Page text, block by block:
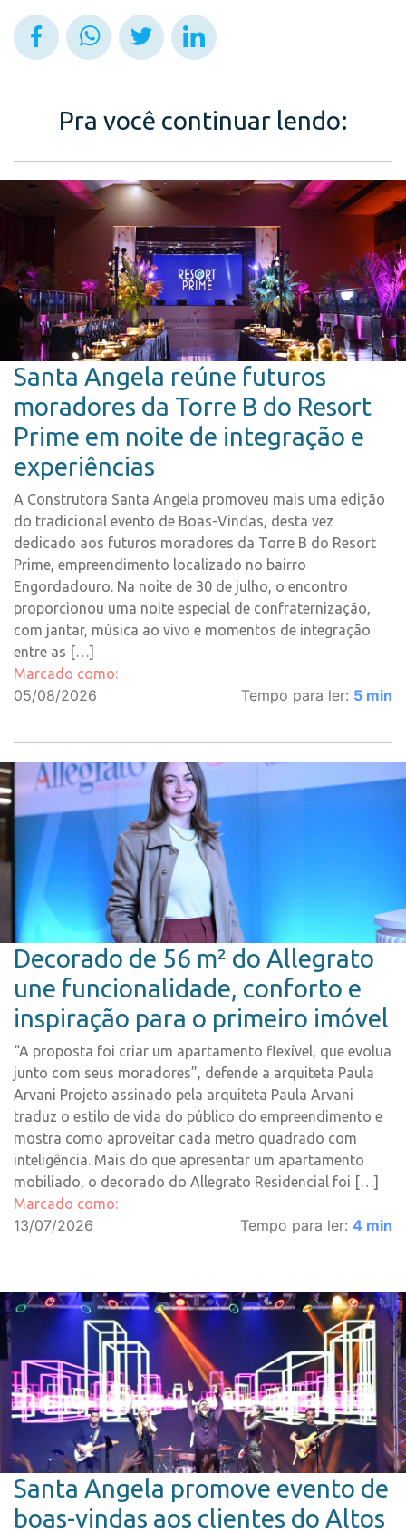
Pra você continuar lendo:
Santa Angela reúne futuros
moradores da Torre B do Resort
Prime em noite de integração e
experiências
A Construtora Santa Angela promoveu mais uma edição
do tradicional evento de Boas-Vindas, desta vez
dedicado aos futuros moradores da Torre B do Resort
Prime, empreendimento localizado no bairro
Engordadouro. Na noite de 30 de julho, o encontro
proporcionou uma noite especial de confraternização,
com jantar, música ao vivo e momentos de integração
entre as […]
Marcado como:
05/08/2026 Tempo para ler: 5 min
Decorado de 56 m² do Allegrato
une funcionalidade, conforto e
inspiração para o primeiro imóvel
“A proposta foi criar um apartamento flexível, que evolua
junto com seus moradores”, defende a arquiteta Paula
Arvani Projeto assinado pela arquiteta Paula Arvani
traduz o estilo de vida do público do empreendimento e
mostra como aproveitar cada metro quadrado com
inteligência. Mais do que apresentar um apartamento
mobiliado, o decorado do Allegrato Residencial foi […]
Marcado como:
13/07/2026 Tempo para ler: 4 min
Santa Angela promove evento de
boas-vindas aos clientes do Altos